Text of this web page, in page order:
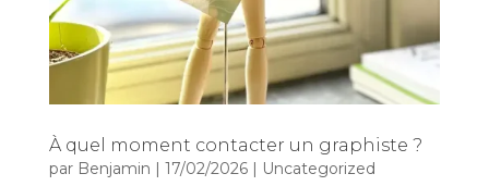
À quel moment contacter un graphiste ?
par Benjamin | 17/02/2026| Uncategorized